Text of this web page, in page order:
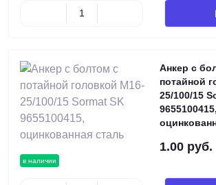
в наличии
Анкер с
потайной
25/100/15
9655100415,
1.00 руб.